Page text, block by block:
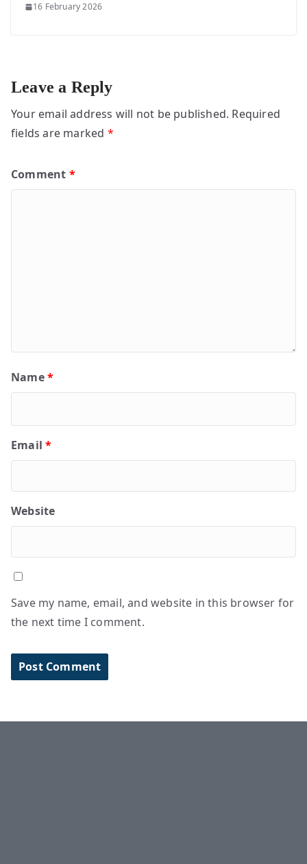
16 February 2026
Leave a Reply
Your email address will not be published. Required
fields are marked *
Comment *
Name*
Email*
Website
Save my name, email, and website in this browser for
the next time I comment.